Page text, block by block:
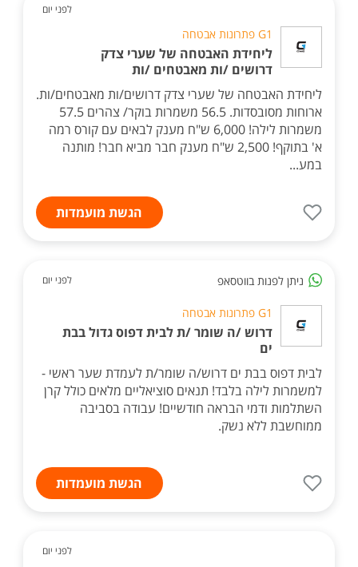
לפני יום
G1 פתרונות אבטחה
ליחידת האבטחה של שערי צדק
דרושים /ות מאבטחים /ות
ליחידת האבטחה של שערי צדק דרושים/ות מאבטחים/ות.
ארוחות מסובסדות. 56.5 משמרות בוקר/ צהרים 57.5
משמרות לילה! 6,000 ש"ח מענק לבאים עם קורס רמה
א' בתוקף! 2,500 ש"ח מענק חבר מביא חבר! מותנה
במע...
הגשת מועמדות
ניתן לפנות בווטסאפ לפני יום
G1 פתרונות אבטחה
דרוש /ה שומר /ת לבית דפוס גדול בבת
ים
לבית דפוס בבת ים דרוש/ה שומר/ת לעמדת שער ראשי -
למשמרות לילה בלבד! תנאים סוציאליים מלאים כולל קרן
השתלמות ודמי הבראה חודשיים! עבודה בסביבה
ממוחשבת ללא נשק.
הגשת מועמדות
לפני יום